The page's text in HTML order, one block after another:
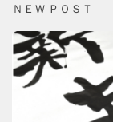
ＮＥＷ ＰＯＳＴ